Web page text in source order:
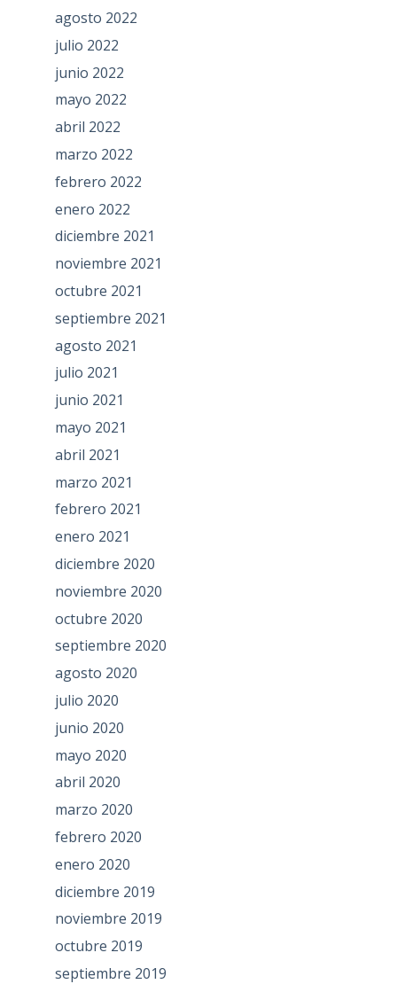
agosto 2022
julio 2022
junio 2022
mayo 2022
abril 2022
marzo 2022
febrero 2022
enero 2022
diciembre 2021
noviembre 2021
octubre 2021
septiembre 2021
agosto 2021
julio 2021
junio 2021
mayo 2021
abril 2021
marzo 2021
febrero 2021
enero 2021
diciembre 2020
noviembre 2020
octubre 2020
septiembre 2020
agosto 2020
julio 2020
junio 2020
mayo 2020
abril 2020
marzo 2020
febrero 2020
enero 2020
diciembre 2019
noviembre 2019
octubre 2019
septiembre 2019